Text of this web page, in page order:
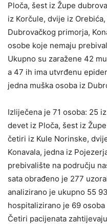
Ploča, šest iz Župe
iz Korčule, dvije iz
Dubrovačkog primorja,
osobe koje nemaju
Ukupno su zaražene 42
a 47 ih ima utvrđenu
jedna muška osoba iz
Izliječena je 71 osoba: 25
devet iz Ploča, šest iz
četiri iz Kule Norinske,
Konavala, jedna iz
prebivalište na području
sata obrađeno je 277
analizirano je ukupno 55
hospitalizirano je 69
Četiri pacijenata